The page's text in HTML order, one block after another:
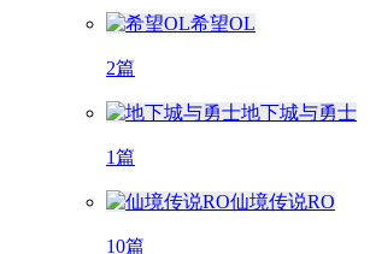
希望OL
2篇
地下城与勇士
1篇
仙境传说RO
10篇